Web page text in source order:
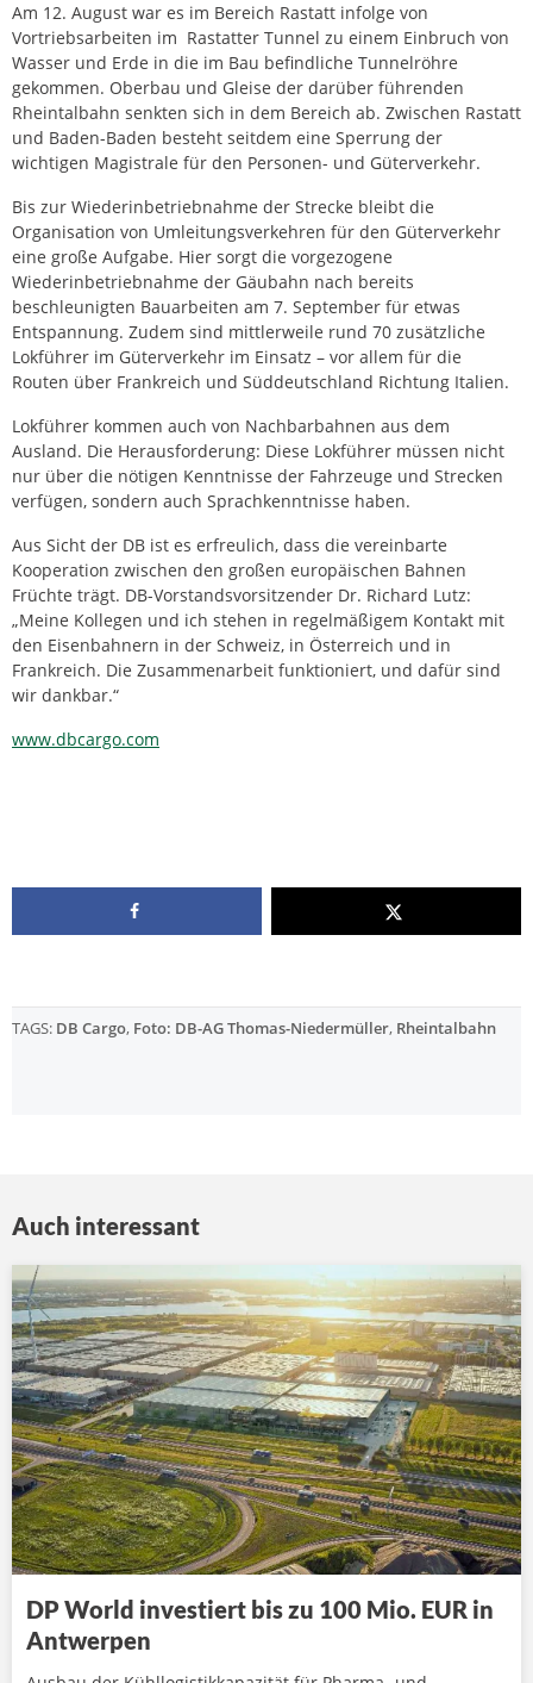
Am 12. August war es im Bereich Rastatt infolge von
Vortriebsarbeiten im Rastatter Tunnel zu einem Einbruch von
Wasser und Erde in die im Bau befindliche Tunnelröhre
gekommen. Oberbau und Gleise der darüber führenden
Rheintalbahn senkten sich in dem Bereich ab. Zwischen Rastatt
und Baden-Baden besteht seitdem eine Sperrung der
wichtigen Magistrale für den Personen- und Güterverkehr.
Bis zur Wiederinbetriebnahme der Strecke bleibt die
Organisation von Umleitungsverkehren für den Güterverkehr
eine große Aufgabe. Hier sorgt die vorgezogene
Wiederinbetriebnahme der Gäubahn nach bereits
beschleunigten Bauarbeiten am 7. September für etwas
Entspannung. Zudem sind mittlerweile rund 70 zusätzliche
Lokführer im Güterverkehr im Einsatz – vor allem für die
Routen über Frankreich und Süddeutschland Richtung Italien.
Lokführer kommen auch von Nachbarbahnen aus dem
Ausland. Die Herausforderung: Diese Lokführer müssen nicht
nur über die nötigen Kenntnisse der Fahrzeuge und Strecken
verfügen, sondern auch Sprachkenntnisse haben.
Aus Sicht der DB ist es erfreulich, dass die vereinbarte
Kooperation zwischen den großen europäischen Bahnen
Früchte trägt. DB-Vorstandsvorsitzender Dr. Richard Lutz:
„Meine Kollegen und ich stehen in regelmäßigem Kontakt mit
den Eisenbahnern in der Schweiz, in Österreich und in
Frankreich. Die Zusammenarbeit funktioniert, und dafür sind
wir dankbar.“
www.dbcargo.com
TAGS: DB Cargo, Foto: DB-AG Thomas-Niedermüller, Rheintalbahn
Auch interessant
DP World investiert bis zu 100 Mio. EUR in
Antwerpen